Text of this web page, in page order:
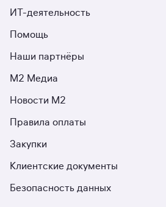
ИТ-деятельность
Помощь
Наши партнёры
М2 Медиа
Новости М2
Правила оплаты
Закупки
Клиентские документы
Безопасность данных